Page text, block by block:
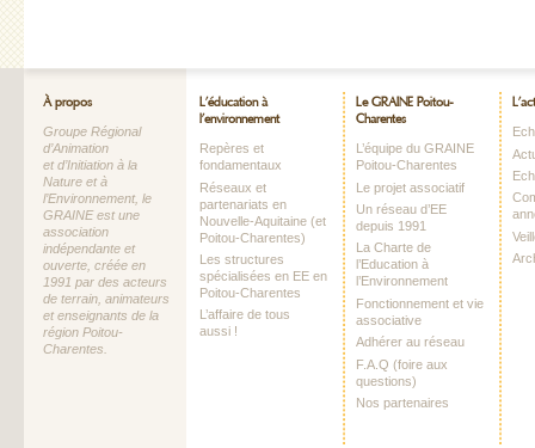
À propos
Groupe Régional
d’Animation
et d’Initiation à la
Nature et à
l’Environnement, le
GRAINE est une
association
indépendante et
ouverte, créée en
1991 par des acteurs
de terrain, animateurs
et enseignants de la
région Poitou-
Charentes.
L’éducation à
l’environnement
Repères et
fondamentaux
Réseaux et
partenariats en
Nouvelle-Aquitaine (et
Poitou-Charentes)
Les structures
spécialisées en EE en
Poitou-Charentes
L’affaire de tous
aussi !
Le GRAINE Poitou-
Charentes
L’équipe du GRAINE
Poitou-Charentes
Le projet associatif
Un réseau d’EE
depuis 1991
La Charte de
l’Education à
l’Environnement
Fonctionnement et vie
associative
Adhérer au réseau
F.A.Q (foire aux
questions)
Nos partenaires